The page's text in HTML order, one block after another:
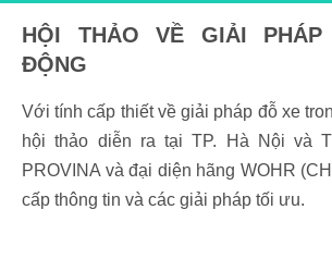
HỘI THẢO VỀ GIẢI
ĐỘNG
Với tính cấp thiết về giải pháp đỗ xe
hội thảo diễn ra tại TP. Hà Nội và
PROVINA và đại diện hãng WOHR
cấp thông tin và các giải pháp tối ưu.